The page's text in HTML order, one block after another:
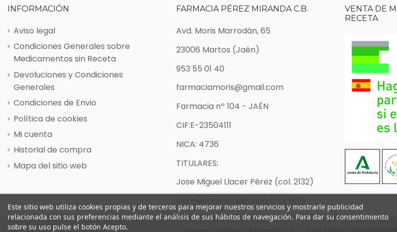
INFORMACIÓN
Aviso legal
Condiciones Generales sobre
Medicamentos sin Receta
Devoluciones y Condiciones
Generales
Condiciones de Envio
Política de cookies
Mi cuenta
Historial de compra
Mapa del sitio web
FARMACIA PÉREZ MIRANDA C.B.
Avd. Moris Marrodán, 65
23006 Martos (Jaén)
953 55 01 40
farmaciamoris@gmail.com
Farmacia nº 104 - JAÉN
CIF:E-23504111
NICA: 4736
TITULARES:
Jose Miguel Llacer Pérez (col. 2132)
VENTA DE
RECETA
Este sitio web utiliza cookies propias y de terceros para mejorar nuestros servicios y mostrarle publicidad
relacionada con sus preferencias mediante el análisis de sus hábitos de navegación. Para dar su consentimiento
sobre su uso pulse el botón Acepto.